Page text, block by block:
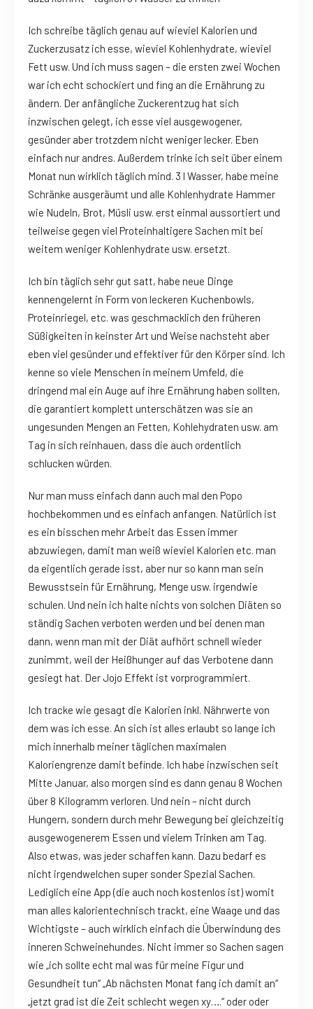
Ich schreibe täglich genau auf wieviel Kalorien und
Zuckerzusatz ich esse, wieviel Kohlenhydrate, wieviel
Fett usw. Und ich muss sagen – die ersten zwei Wochen
war ich echt schockiert und fing an die Ernährung zu
ändern. Der anfängliche Zuckerentzug hat sich
inzwischen gelegt, ich esse viel ausgewogener,
gesünder aber trotzdem nicht weniger lecker. Eben
einfach nur andres. Außerdem trinke ich seit über einem
Monat nun wirklich täglich mind. 3 l Wasser, habe meine
Schränke ausgeräumt und alle Kohlenhydrate Hammer
wie Nudeln, Brot, Müsli usw. erst einmal aussortiert und
teilweise gegen viel Proteinhaltigere Sachen mit bei
weitem weniger Kohlenhydrate usw. ersetzt.
Ich bin täglich sehr gut satt, habe neue Dinge
kennengelernt in Form von leckeren Kuchenbowls,
Proteinriegel, etc. was geschmacklich den früheren
Süßigkeiten in keinster Art und Weise nachsteht aber
eben viel gesünder und effektiver für den Körper sind. Ich
kenne so viele Menschen in meinem Umfeld, die
dringend mal ein Auge auf ihre Ernährung haben sollten,
die garantiert komplett unterschätzen was sie an
ungesunden Mengen an Fetten, Kohlehydraten usw. am
Tag in sich reinhauen, dass die auch ordentlich
schlucken würden.
Nur man muss einfach dann auch mal den Popo
hochbekommen und es einfach anfangen. Natürlich ist
es ein bisschen mehr Arbeit das Essen immer
abzuwiegen, damit man weiß wieviel Kalorien etc. man
da eigentlich gerade isst, aber nur so kann man sein
Bewusstsein für Ernährung, Menge usw. irgendwie
schulen. Und nein ich halte nichts von solchen Diäten so
ständig Sachen verboten werden und bei denen man
dann, wenn man mit der Diät aufhört schnell wieder
zunimmt, weil der Heißhunger auf das Verbotene dann
gesiegt hat. Der Jojo Effekt ist vorprogrammiert.
Ich tracke wie gesagt die Kalorien inkl. Nährwerte von
dem was ich esse. An sich ist alles erlaubt so lange ich
mich innerhalb meiner täglichen maximalen
Kaloriengrenze damit befinde. Ich habe inzwischen seit
Mitte Januar, also morgen sind es dann genau 8 Wochen
über 8 Kilogramm verloren. Und nein – nicht durch
Hungern, sondern durch mehr Bewegung bei gleichzeitig
ausgewogenerem Essen und vielem Trinken am Tag.
Also etwas, was jeder schaffen kann. Dazu bedarf es
nicht irgendwelchen super sonder Spezial Sachen.
Lediglich eine App (die auch noch kostenlos ist) womit
man alles kalorientechnisch trackt, eine Waage und das
Wichtigste – auch wirklich einfach die Überwindung des
inneren Schweinehundes. Nicht immer so Sachen sagen
wie „ich sollte echt mal was für meine Figur und
Gesundheit tun“ „Ab nächsten Monat fang ich damit an“
„jetzt grad ist die Zeit schlecht wegen xy….“ oder oder